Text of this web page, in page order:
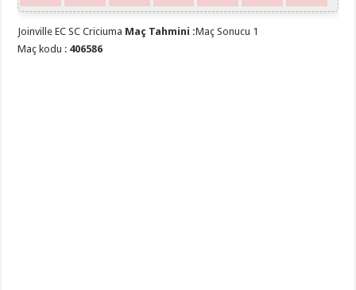
Joinville EC SC Criciuma Maç Tahmini :Maç Sonucu 1
Maç kodu : 406586